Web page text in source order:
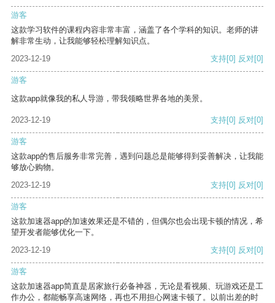
游客
这款学习软件的课程内容非常丰富，涵盖了各个学科的知识。老师的讲
解非常生动，让我能够轻松理解知识点。
2023-12-19
支持[0] 反对[0]
游客
这款app就像我的私人导游，带我领略世界各地的美景。
2023-12-19 支持[0] 反对[0]
游客
这款app的售后服务非常完善，遇到问题总是能够得到妥善解决，让我能
够放心购物。
2023-12-19
支持[0] 反对[0]
游客
这款加速器app的加速效果还是不错的，但偶尔也会出现卡顿的情况，希
望开发者能够优化一下。
2023-12-19
支持[0] 反对[0]
游客
这款加速器app简直是居家旅行必备神器，无论是看视频、玩游戏还是工
作办公，都能畅享高速网络，再也不用担心网速卡顿了。以前出差的时